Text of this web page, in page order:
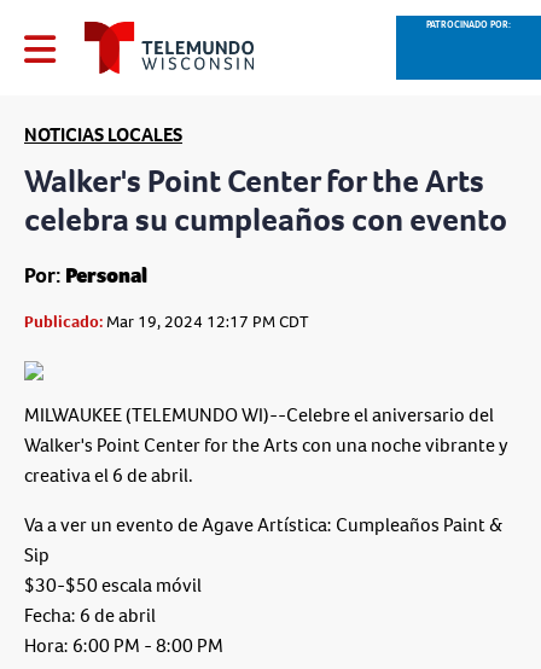
PATROCINADO POR:
NOTICIAS LOCALES
Walker's Point Center for the Arts
celebra su cumpleaños con evento
Por: Personal
Publicado: Mar 19, 2024 12:17 PM CDT
MILWAUKEE (TELEMUNDO WI)--Celebre el aniversario del
Walker's Point Center for the Arts con una noche vibrante y
creativa el 6 de abril.
Va a ver un evento de Agave Artística: Cumpleaños Paint &
Sip
$30-$50 escala móvil
Fecha: 6 de abril
Hora: 6:00 PM - 8:00 PM